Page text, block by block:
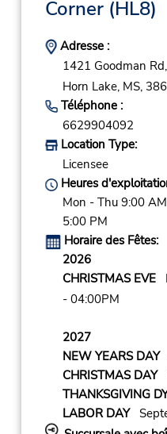
Corner(HL8)
Adresse :
1421 Goodman Rd,
Horn Lake, MS,
Téléphone :
6629904092
Location Type:
Licensee
Heures
Mon - Thu 9:00
5:00 PM
Horaire des Fêtes:
2026
CHRISTMAS EVE
- 04:00PM
2027
NEW YEARS DAY
CHRISTMAS DAY
THANKSGIVING
LABOR DAY